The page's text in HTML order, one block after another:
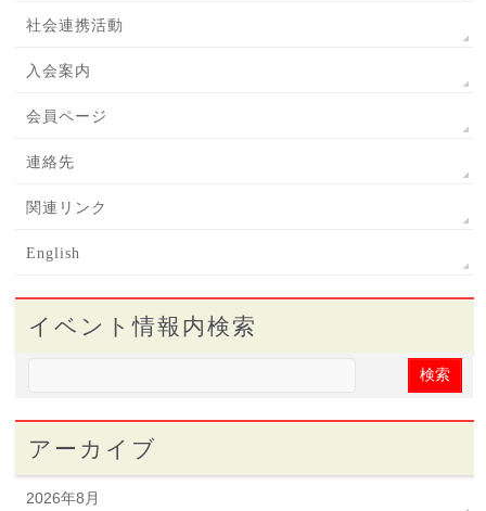
社会連携活動
入会案内
会員ページ
連絡先
関連リンク
English
イベント情報内検索
アーカイブ
2026年8月